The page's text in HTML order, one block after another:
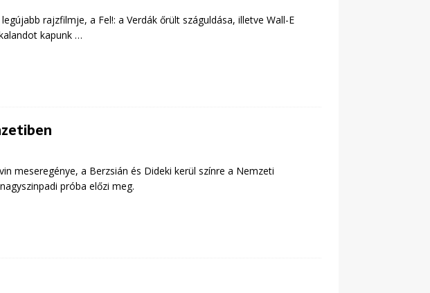
rajzfilmje, a Fel!: a Verdák őrült száguldása, illetve Wall-E
kapunk …
meseregénye, a Berzsián és Dideki kerül színre a Nemzeti
próba előzi meg.